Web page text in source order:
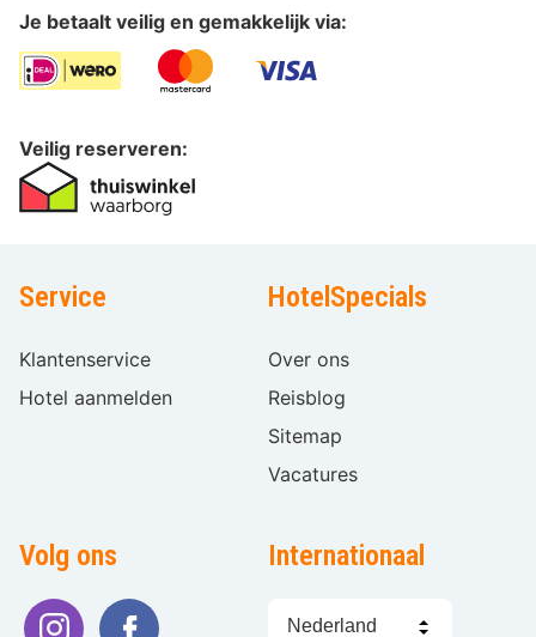
Je betaalt veilig en gemakkelijk via:
Veilig reserveren:
Service
Klantenservice
Hotel aanmelden
HotelSpecials
Over ons
Reisblog
Sitemap
Vacatures
Volg ons Internationaal